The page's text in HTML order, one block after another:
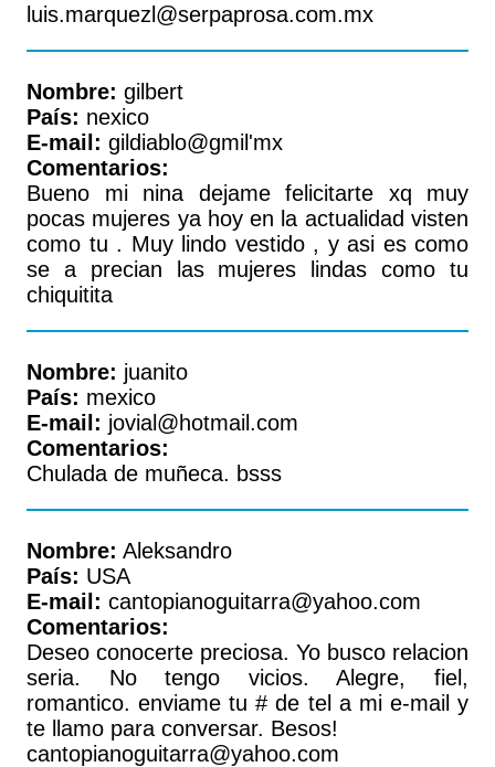
luis.marquezl@serpaprosa.com.mx
Nombre: gilbert
País: nexico
E-mail: gildiablo@gmil'mx
Comentarios:
Bueno mi nina dejame felicitarte xq muy
pocas mujeres ya hoy en la actualidad visten
como tu . Muy lindo vestido , y asi es como
se a precian las mujeres lindas como tu
chiquitita
Nombre: juanito
País: mexico
E-mail: jovial@hotmail.com
Comentarios:
Chulada de muñeca. bsss
Nombre: Aleksandro
País: USA
E-mail: cantopianoguitarra@yahoo.com
Comentarios:
Deseo conocerte preciosa. Yo busco relacion
seria. No tengo vicios. Alegre, fiel,
romantico. enviame tu # de tel a mi e-mail y
te llamo para conversar. Besos!
cantopianoguitarra@yahoo.com